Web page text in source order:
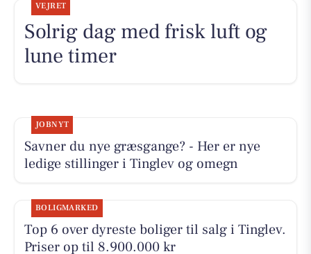
VEJRET
Solrig dag med frisk luft og
lune timer
JOBNYT
Savner du nye græsgange? - Her er nye
ledige stillinger i Tinglev og omegn
BOLIGMARKED
Top 6 over dyreste boliger til salg i Tinglev.
Priser op til 8.900.000 kr